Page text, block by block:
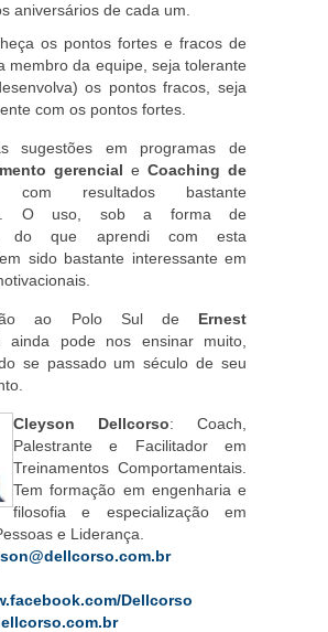
aniversários de cada um.
os pontos fortes e fracos de
membro da equipe, seja tolerante
os pontos fracos, seja
com os pontos fortes.
sugestões em programas de
gerencial e Coaching de
com resultados bastante
O uso, sob a forma de
, do que aprendi com esta
sido bastante interessante em
ao Polo Sul de Ernest
ainda pode nos ensinar muito,
se passado um século de seu
Cleyson Dellcorso: Coach,
Palestrante e Facilitador em
Treinamentos Comportamentais.
Tem formação em engenharia e
filosofia e especialização em
e Liderança.
Dellcorso